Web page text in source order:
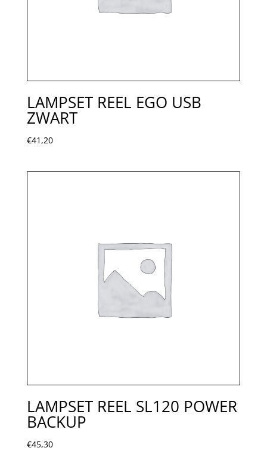
LAMPSET REEL EGO USB
ZWART
€41,20
LAMPSET REEL SL120 POWER
BACKUP
€45,30